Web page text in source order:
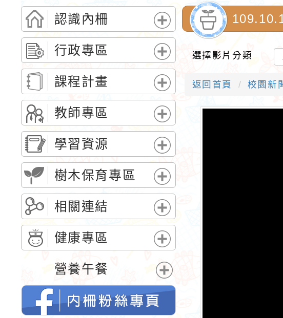
認識內柵
展
開
選
單
行政專區
展
開
選
單
課程計畫
展
開
選
單
教師專區
展
開
選
單
學習資源
展
開
選
單
樹木保育專區
展
開
選
單
相關連結
展
開
選
單
健康專區
展
開
選
單
營養午餐
展
開
選
選擇影片分類
返回首頁 校園新